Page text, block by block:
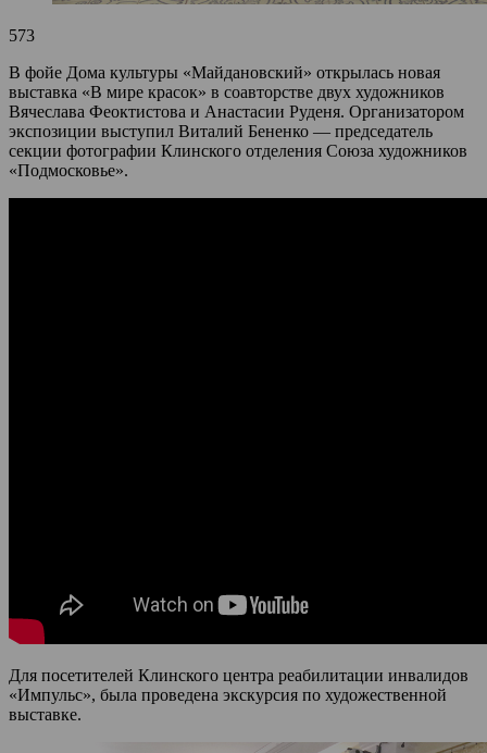
573
В фойе Дома культуры «Майдановский» открылась новая
выставка «В мире красок» в соавторстве двух художников
Вячеслава Феоктистова и Анастасии Руденя. Организатором
экспозиции выступил Виталий Бененко — председатель
секции фотографии Клинского отделения Союза художников
«Подмосковье».
Для посетителей Клинского центра реабилитации инвалидов
«Импульс», была проведена экскурсия по художественной
выставке.